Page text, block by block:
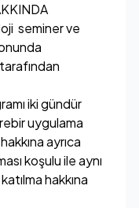
seminer ve
iki gündür
uygulama
ayrıca
koşulu ile aynı
hakkına